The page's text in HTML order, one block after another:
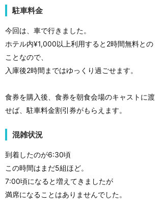
駐車料金
今回は、車で行きました。
ホテル内¥1,000以上利用すると2時間無料との
ことなので、
入庫後2時間まではゆっくり過ごせます。
食券を購入後、食券を朝食会場のキャストに渡
せば、駐車料金割引券がもらえます。
混雑状況
到着したのが6:30頃
この時間はまだ5組ほど。
7:00頃になると増えてきましたが
満席になることはありませんでした。